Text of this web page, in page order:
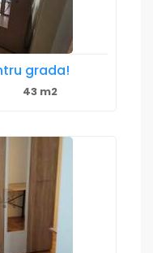
grada!
43 m2